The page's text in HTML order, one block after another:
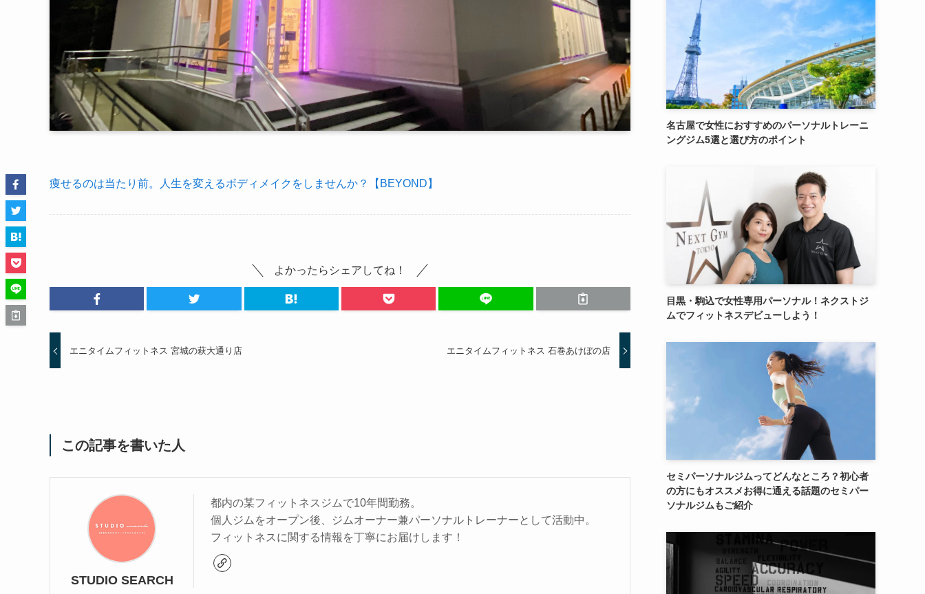
痩せるのは当たり前。人生を変えるボディメイクをしませんか？【BEYOND】
よかったらシェアしてね！
エニタイムフィットネス 宮城の萩大通り店 エニタイムフィットネス 石巻あけぼの店
この記事を書いた人
STUDIO SEARCH
都内の某フィットネスジムで10年間勤務。
個人ジムをオープン後、ジムオーナー兼パーソナルトレーナーとして活動中。
フィットネスに関する情報を丁寧にお届けします！
名古屋で女性におすすめのパーソナルトレーニ
ングジム5選と選び方のポイント
目黒・駒込で女性専用パーソナル！ネクストジ
ムでフィットネスデビューしよう！
セミパーソナルジムってどんなところ？初心者
の方にもオススメお得に通える話題のセミパー
ソナルジムもご紹介